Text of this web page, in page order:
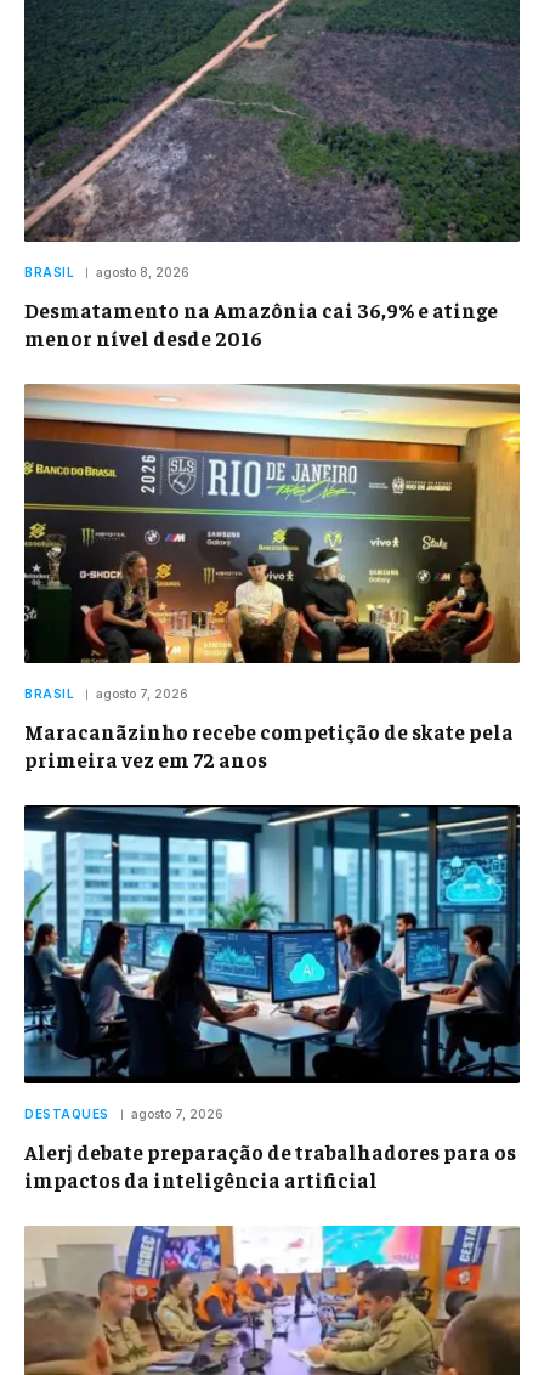
BRASIL agosto 8, 2026
Desmatamento na Amazônia cai 36,9% e atinge
menor nível desde 2016
BRASIL agosto 7, 2026
Maracanãzinho recebe competição de skate pela
primeira vez em 72 anos
DESTAQUES agosto 7, 2026
Alerj debate preparação de trabalhadores para os
impactos da inteligência artificial